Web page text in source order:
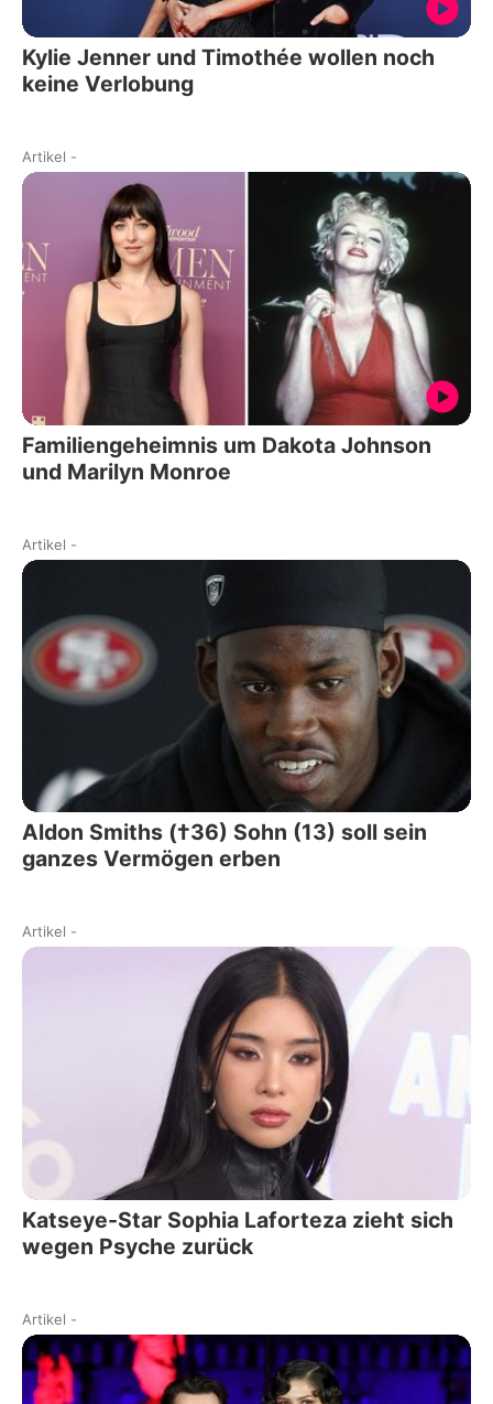
Kylie Jenner und Timothée wollen noch
keine Verlobung
Artikel -
Familiengeheimnis um Dakota Johnson
und Marilyn Monroe
Artikel -
Aldon Smiths (†36) Sohn (13) soll sein
ganzes Vermögen erben
Artikel -
Katseye-Star Sophia Laforteza zieht sich
wegen Psyche zurück
Artikel -